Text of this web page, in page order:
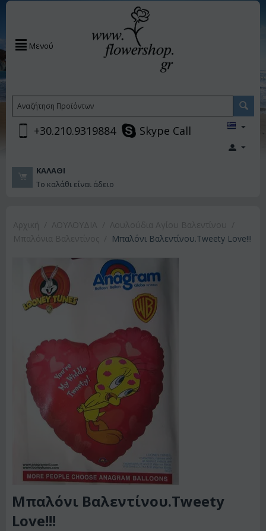
Μενού
+30.210.9319884 Skype Call
ΚΑΛΆΘΙ
Το καλάθι είναι άδειο
Μπαλόνι Βαλεντίνου.Tweety Love!!!
Μπαλόνι Βαλεντίνου.Tweety
Love!!!